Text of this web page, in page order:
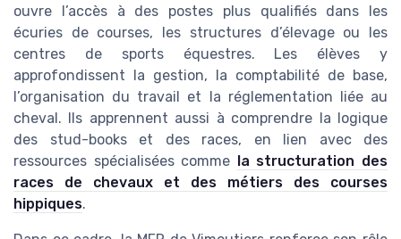
ouvre l’accès à des postes plus qualifiés dans les
écuries de courses, les structures d’élevage ou les
centres de sports équestres. Les élèves y
approfondissent la gestion, la comptabilité de base,
l’organisation du travail et la réglementation liée au
cheval. Ils apprennent aussi à comprendre la logique
des stud-books et des races, en lien avec des
ressources spécialisées comme la structuration des
races de chevaux et des métiers des courses
hippiques.